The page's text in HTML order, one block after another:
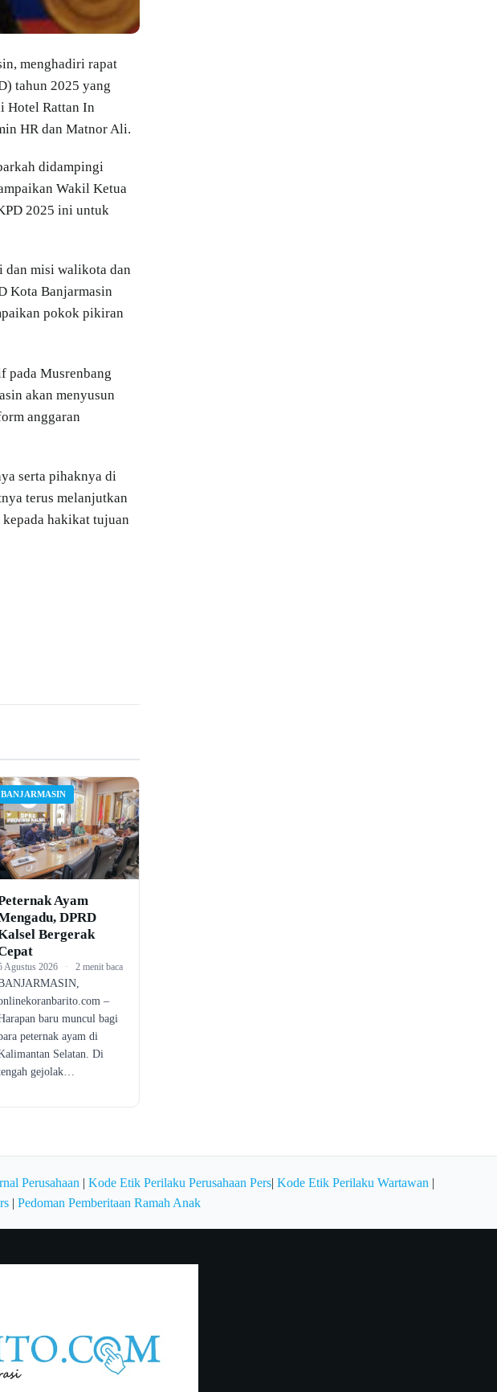
menghadiri rapat
tahun 2025 yang
Hotel Rattan In
HR dan Matnor Ali.
didampingi
Wakil Ketua
2025 ini untuk
dan misi walikota dan
Kota Banjarmasin
pokok pikiran
pada Musrenbang
akan menyusun
anggaran
serta pihaknya di
terus melanjutkan
hakikat tujuan
BANJARMASIN
Ayam
DPRD
Bergerak
Agustus 2026 · 2 menit baca
–
baru muncul bagi
peternak ayam di
Selatan. Di
gejolak…
Perusahaan | Kode Etik Perilaku Perusahaan Pers| Kode Etik Perilaku Wartawan |
| Pedoman Pemberitaan Ramah Anak